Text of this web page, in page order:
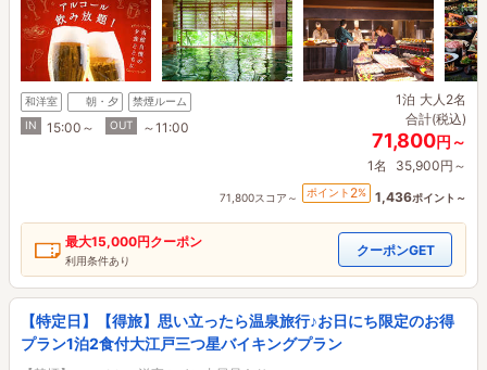
和洋室 朝・夕
禁煙ルーム
IN
15:00～ OUT ～11:00
1泊 大人2名
合計(税込)
71,800円～
1名 35,900円～
71,800スコア～ ポイント 2% 1,436ポイント～
最大15,000円クーポン
利用条件あり
クーポンGET
【特定日】【得旅】思い立ったら温泉旅行♪お日にち限定のお得
プラン1泊2食付大江戸三つ星バイキングプラン